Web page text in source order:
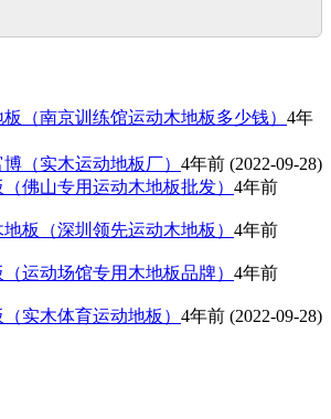
（南京训练馆运动木地板多少钱） 4年
（实木运动地板厂） 4年前 (2022-09-28)
佛山专用运动木地板批发） 4年前
板（深圳领先运动木地板） 4年前
运动场馆专用木地板品牌） 4年前
实木体育运动地板） 4年前 (2022-09-28)